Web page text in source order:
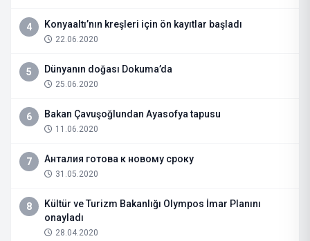
4 Konyaaltı’nın kreşleri için ön kayıtlar başladı
22.06.2020
5 Dünyanın doğası Dokuma’da
25.06.2020
6 Bakan Çavuşoğlundan Ayasofya tapusu
11.06.2020
7 Анталия готова к новому сроку
31.05.2020
8
Kültür ve Turizm Bakanlığı Olympos İmar Planını
onayladı
28.04.2020